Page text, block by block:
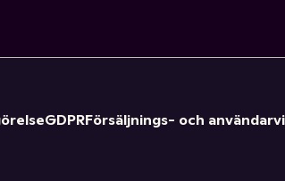
GDPRFörsäljnings- och